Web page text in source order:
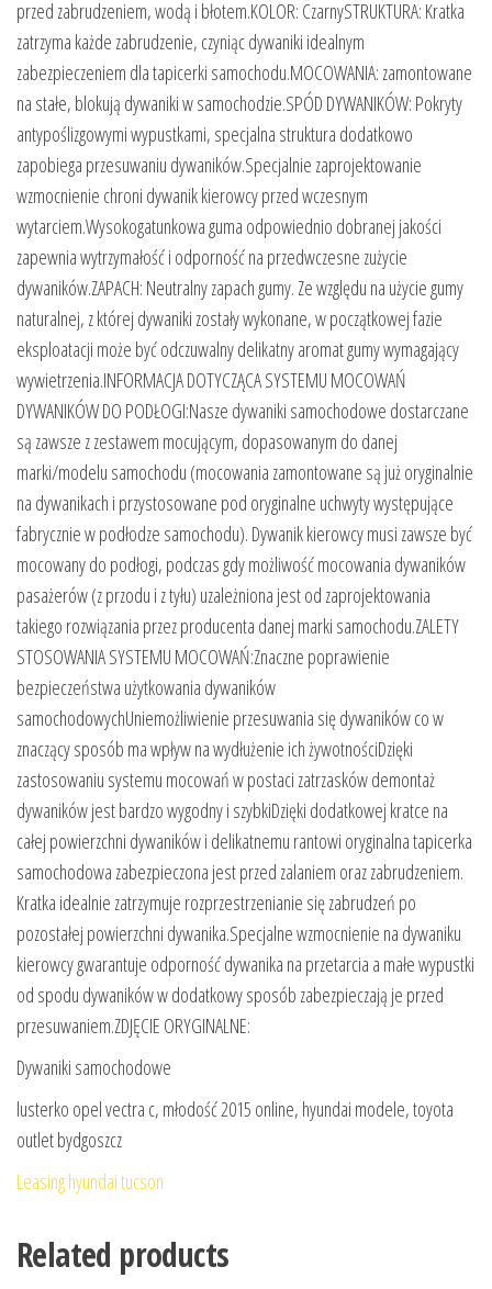
przed zabrudzeniem, wodą i błotem.KOLOR: CzarnySTRUKTURA: Kratka
zatrzyma każde zabrudzenie, czyniąc dywaniki idealnym
zabezpieczeniem dla tapicerki samochodu.MOCOWANIA: zamontowane
na stałe, blokują dywaniki w samochodzie.SPÓD DYWANIKÓW: Pokryty
antypoślizgowymi wypustkami, specjalna struktura dodatkowo
zapobiega przesuwaniu dywaników.Specjalnie zaprojektowanie
wzmocnienie chroni dywanik kierowcy przed wczesnym
wytarciem.Wysokogatunkowa guma odpowiednio dobranej jakości
zapewnia wytrzymałość i odporność na przedwczesne zużycie
dywaników.ZAPACH: Neutralny zapach gumy. Ze względu na użycie gumy
naturalnej, z której dywaniki zostały wykonane, w początkowej fazie
eksploatacji może być odczuwalny delikatny aromat gumy wymagający
wywietrzenia.INFORMACJA DOTYCZĄCA SYSTEMU MOCOWAŃ
DYWANIKÓW DO PODŁOGI:Nasze dywaniki samochodowe dostarczane
są zawsze z zestawem mocującym, dopasowanym do danej
marki/modelu samochodu (mocowania zamontowane są już oryginalnie
na dywanikach i przystosowane pod oryginalne uchwyty występujące
fabrycznie w podłodze samochodu). Dywanik kierowcy musi zawsze być
mocowany do podłogi, podczas gdy możliwość mocowania dywaników
pasażerów (z przodu i z tyłu) uzależniona jest od zaprojektowania
takiego rozwiązania przez producenta danej marki samochodu.ZALETY
STOSOWANIA SYSTEMU MOCOWAŃ:Znaczne poprawienie
bezpieczeństwa użytkowania dywaników
samochodowychUniemożliwienie przesuwania się dywaników co w
znaczący sposób ma wpływ na wydłużenie ich żywotnościDzięki
zastosowaniu systemu mocowań w postaci zatrzasków demontaż
dywaników jest bardzo wygodny i szybkiDzięki dodatkowej kratce na
całej powierzchni dywaników i delikatnemu rantowi oryginalna tapicerka
samochodowa zabezpieczona jest przed zalaniem oraz zabrudzeniem.
Kratka idealnie zatrzymuje rozprzestrzenianie się zabrudzeń po
pozostałej powierzchni dywanika.Specjalne wzmocnienie na dywaniku
kierowcy gwarantuje odporność dywanika na przetarcia a małe wypustki
od spodu dywaników w dodatkowy sposób zabezpieczają je przed
przesuwaniem.ZDJĘCIE ORYGINALNE:
Dywaniki samochodowe
lusterko opel vectra c, młodość 2015 online, hyundai modele, toyota
outlet bydgoszcz
Leasing hyundai tucson
Related products